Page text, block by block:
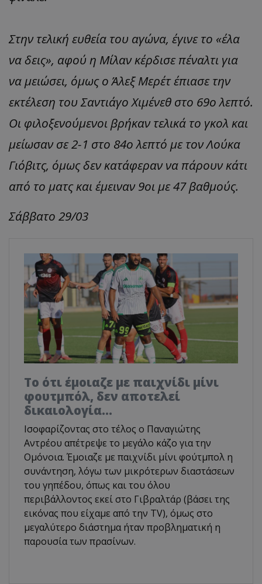
Στην τελική ευθεία του αγώνα, έγινε το «έλα
να δεις», αφού η Μίλαν κέρδισε πέναλτι για
να μειώσει, όμως ο Άλεξ Μερέτ έπιασε την
εκτέλεση του Σαντιάγο Χιμένεθ στο 69ο λεπτό.
Οι φιλοξενούμενοι βρήκαν τελικά το γκολ και
μείωσαν σε 2-1 στο 84ο λεπτό με τον Λούκα
Γιόβιτς, όμως δεν κατάφεραν να πάρουν κάτι
από το ματς και έμειναν 9οι με 47 βαθμούς.
Σάββατο 29/03
Το ότι έμοιαζε με παιχνίδι μίνι
φουτμπόλ, δεν αποτελεί
δικαιολογία…
Ισοφαρίζοντας στο τέλος ο Παναγιώτης
Αντρέου απέτρεψε το μεγάλο κάζο για την
Ομόνοια. Έμοιαζε με παιχνίδι μίνι φούτμπολ η
συνάντηση, λόγω των μικρότερων διαστάσεων
του γηπέδου, όπως και του όλου
περιβάλλοντος εκεί στο Γιβραλτάρ (βάσει της
εικόνας που είχαμε από την TV), όμως στο
μεγαλύτερο διάστημα ήταν προβληματική η
παρουσία των πρασίνων.